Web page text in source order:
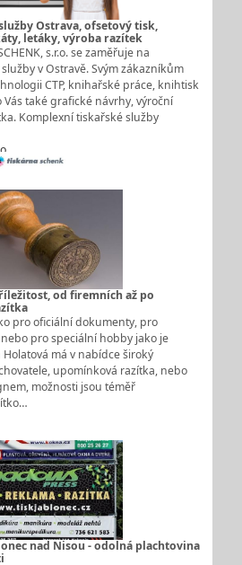
Ostrava, ofsetový tisk,
letáky, výroba razítek
s.r.o. se zaměřuje na
v Ostravě. Svým zákazníkům
CTP, knihařské práce, knihtisk
také grafické návrhy, výroční
Komplexní tiskařské služby
od firemních až po
pro oficiální dokumenty, pro
pro speciální hobby jako je
má v nabídce široký
upomínková razítka, nebo
možnosti jsou téměř
nad Nisou - odolná plachtovina